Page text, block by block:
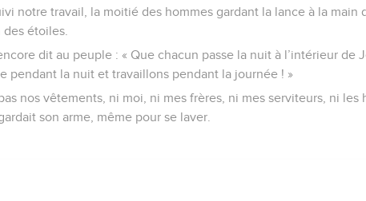
notre travail, la moitié des hommes gardant la lance à la main
étoiles.
dit au peuple : « Que chacun passe la nuit à l’intérieur de
pendant la nuit et travaillons pendant la journée ! »
nos vêtements, ni moi, ni mes frères, ni mes serviteurs, ni les
son arme, même pour se laver.